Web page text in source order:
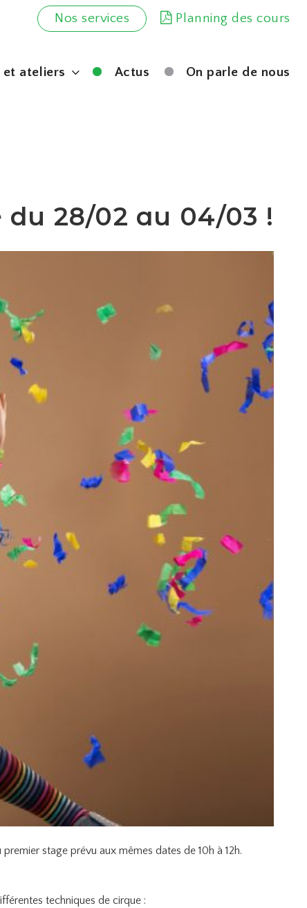
Nos services Planning des cours
et ateliers Actus On parle de nous
28/02 au 04/03 !
stage prévu aux mêmes dates de 10h à 12h.
techniques de cirque :